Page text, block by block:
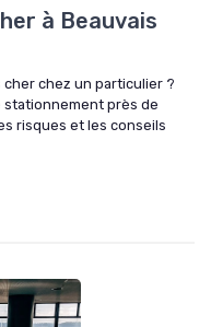
à Beauvais
cher chez un particulier ?
stationnement près de
risques et les conseils